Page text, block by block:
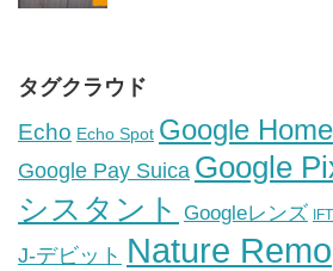
タグクラウド
Echo Echo Spot Google Home
Google Pay Suica Google
シスタント Googleレンズ
J-デビット Nature Remo